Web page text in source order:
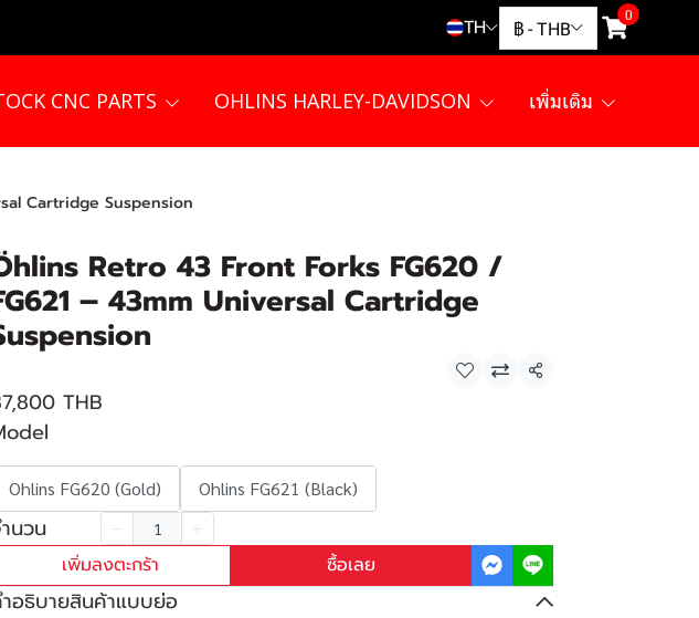
TH ฿ - THB
0
CNC PARTS OHLINS HARLEY-DAVIDSON เพิ่มเติม
Cartridge Suspension
Retro 43 Front Forks FG620 /
– 43mm Universal Cartridge
แชร์
THB
Ohlins FG620 (Gold) Ohlins FG621 (Black)
นวน
เพิ่มลงตะกร้า ซื้อเลย
อธิบายสินค้าแบบย่อ